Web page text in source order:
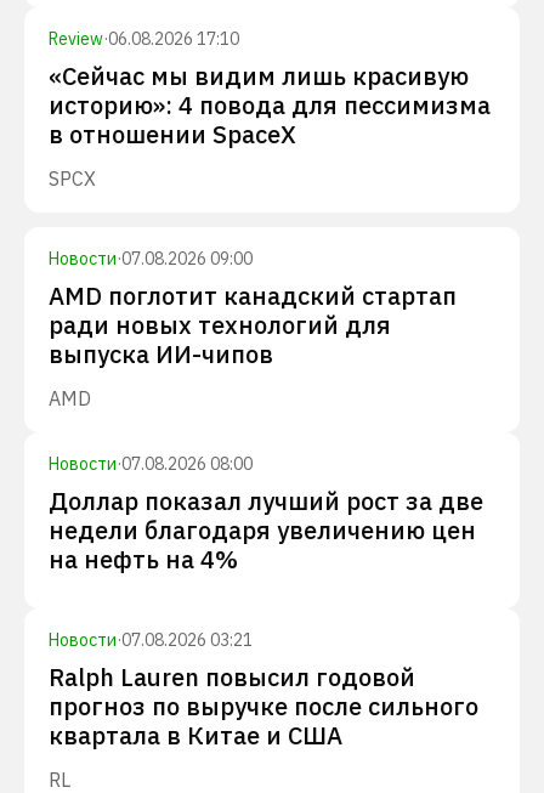
Review·06.08.2026 17:10
«Сейчас мы видим лишь красивую
историю»: 4 повода для пессимизма
в отношении SpaceX
SPCX
Новости·07.08.2026 09:00
AMD поглотит канадский стартап
ради новых технологий для
выпуска ИИ-чипов
AMD
Новости·07.08.2026 08:00
Доллар показал лучший рост за две
недели благодаря увеличению цен
на нефть на 4%
Новости·07.08.2026 03:21
Ralph Lauren повысил годовой
прогноз по выручке после сильного
квартала в Китае и США
RL